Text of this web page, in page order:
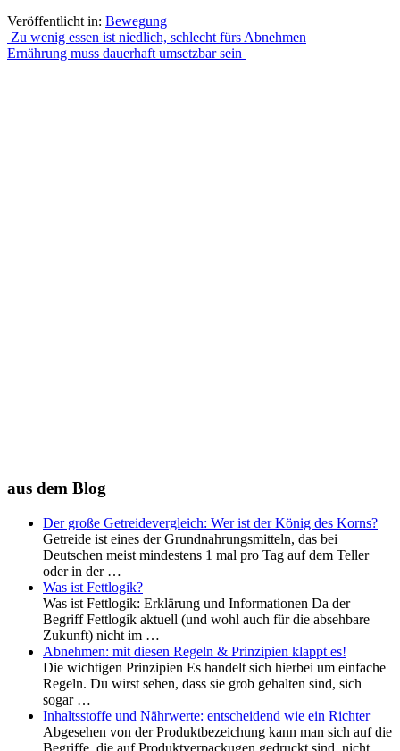
Veröffentlicht in: Bewegung
Beitrags-
Navigation
Zu wenig essen ist niedlich, schlecht fürs Abnehmen
Ernährung muss dauerhaft umsetzbar sein
aus dem Blog
Der große Getreidevergleich: Wer ist der König des Korns?
Getreide ist eines der Grundnahrungsmitteln, das bei
Deutschen meist mindestens 1 mal pro Tag auf dem Teller
oder in der …
Was ist Fettlogik?
Was ist Fettlogik: Erklärung und Informationen Da der
Begriff Fettlogik aktuell (und wohl auch für die absehbare
Zukunft) nicht im …
Abnehmen: mit diesen Regeln & Prinzipien klappt es!
Die wichtigen Prinzipien Es handelt sich hierbei um einfache
Regeln. Du wirst sehen, dass sie grob gehalten sind, sich
sogar …
Inhaltsstoffe und Nährwerte: entscheidend wie ein Richter
Abgesehen von der Produktbezeichung kann man sich auf die
Begriffe, die auf Produktverpackugen gedruckt sind, nicht